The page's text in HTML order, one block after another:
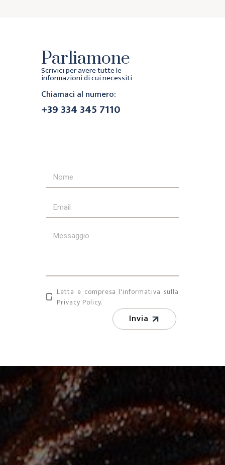
Parliamone
Scrivici per avere tutte le
informazioni di cui necessiti
Chiamaci al numero:
+39 334 345 7110
Letta e compresa l'informativa sulla
Privacy Policy.
Invia